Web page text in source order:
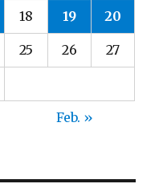
18 19 20
25 26 27
Feb. »